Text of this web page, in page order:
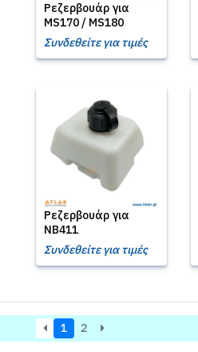
Ρεζερβουάρ για
MS170 / MS180
Συνδεθείτε για τιμές
Ρεζερβουάρ για
NB411
Συνδεθείτε για τιμές
1 2